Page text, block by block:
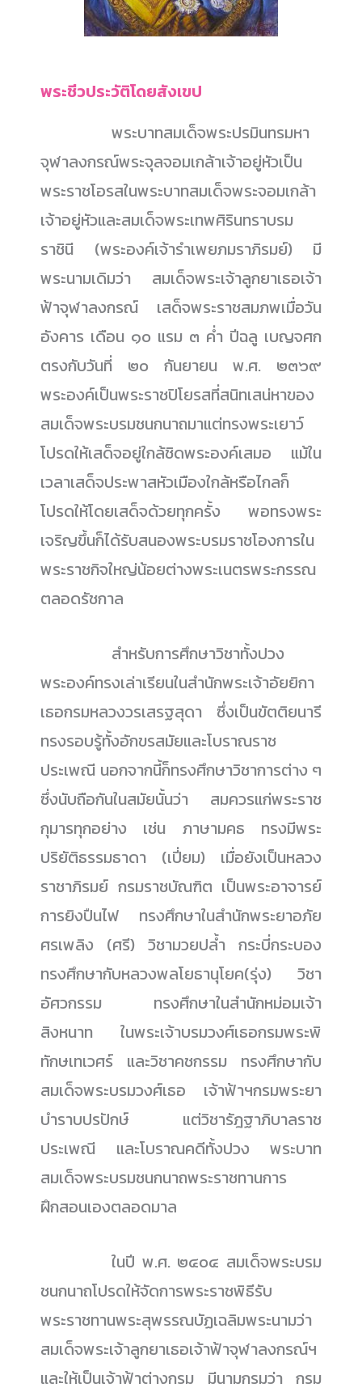
พระชีวประวัติโดยสังเขป
พระบาทสมเด็จพระปรมินทรมหา
จุฬาลงกรณ์พระจุลจอมเกล้าเจ้าอยู่หัวเป็น
พระราชโอรสในพระบาทสมเด็จพระจอมเกล้า
เจ้าอยู่หัวและสมเด็จพระเทพศิรินทราบรม
ราชินี (พระองค์เจ้ารำเพยภมราภิรมย์) มี
พระนามเดิมว่า สมเด็จพระเจ้าลูกยาเธอเจ้า
ฟ้าจุฬาลงกรณ์ เสด็จพระราชสมภพเมื่อวัน
อังคาร เดือน ๑๐ แรม ๓ ค่ำ ปีฉลู เบญจศก
ตรงกับวันที่ ๒๐ กันยายน พ.ศ. ๒๓๖๙
พระองค์เป็นพระราชปิโยรสที่สนิทเสน่หาของ
สมเด็จพระบรมชนกนาถมาแต่ทรงพระเยาว์
โปรดให้เสด็จอยู่ใกล้ชิดพระองค์เสมอ แม้ใน
เวลาเสด็จประพาสหัวเมืองใกล้หรือไกลก็
โปรดให้โดยเสด็จด้วยทุกครั้ง พอทรงพระ
เจริญขึ้นก็ได้รับสนองพระบรมราชโองการใน
พระราชกิจใหญ่น้อยต่างพระเนตรพระกรรณ
ตลอดรัชกาล
สำหรับการศึกษาวิชาทั้งปวง
พระองค์ทรงเล่าเรียนในสำนักพระเจ้าอัยยิกา
เธอกรมหลวงวรเสรฐสุดา ซึ่งเป็นขัตติยนารี
ทรงรอบรู้ทั้งอักขรสมัยและโบราณราช
ประเพณี นอกจากนี้ก็ทรงศึกษาวิชาการต่าง ๆ
ซึ่งนับถือกันในสมัยนั้นว่า สมควรแก่พระราช
กุมารทุกอย่าง เช่น ภาษามคธ ทรงมีพระ
ปริยัติธรรมธาดา (เปี่ยม) เมื่อยังเป็นหลวง
ราชาภิรมย์ กรมราชบัณฑิต เป็นพระอาจารย์
การยิงปืนไฟ ทรงศึกษาในสำนักพระยาอภัย
ศรเพลิง (ศรี) วิชามวยปล้ำ กระบี่กระบอง
ทรงศึกษากับหลวงพลโยธานุโยค(รุ่ง) วิชา
อัศวกรรม ทรงศึกษาในสำนักหม่อมเจ้า
สิงหนาท ในพระเจ้าบรมวงศ์เธอกรมพระพิ
ทักษเทเวศร์ และวิชาคชกรรม ทรงศึกษากับ
สมเด็จพระบรมวงศ์เธอ เจ้าฟ้าฯกรมพระยา
บำราบปรปักษ์ แต่วิชารัฎฐาภิบาลราช
ประเพณี และโบราณคดีทั้งปวง พระบาท
สมเด็จพระบรมชนกนาถพระราชทานการ
ฝึกสอนเองตลอดมาล
ในปี พ.ศ. ๒๔๐๔ สมเด็จพระบรม
ชนกนาถโปรดให้จัดการพระราชพิธีรับ
พระราชทานพระสุพรรณบัฏเฉลิมพระนามว่า
สมเด็จพระเจ้าลูกยาเธอเจ้าฟ้าจุฬาลงกรณ์ฯ
และให้เป็นเจ้าฟ้าต่างกรม มีนามกรมว่า กรม